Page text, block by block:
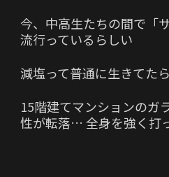
今、中高生たちの間で「
流行っているらしい
減塩って普通に生きてた
15階建てマンションのガ
性が転落… 全身を強く打